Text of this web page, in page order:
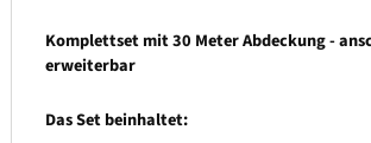
Komplettset mit 30 Meter Abdeckung -
erweiterbar
Das Set beinhaltet: